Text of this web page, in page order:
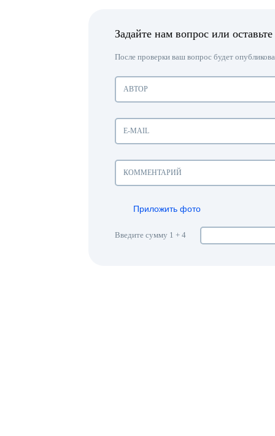
Задайте нам вопрос или
После проверки ваш вопрос будет
Приложить фото
Введите сумму 1 + 4